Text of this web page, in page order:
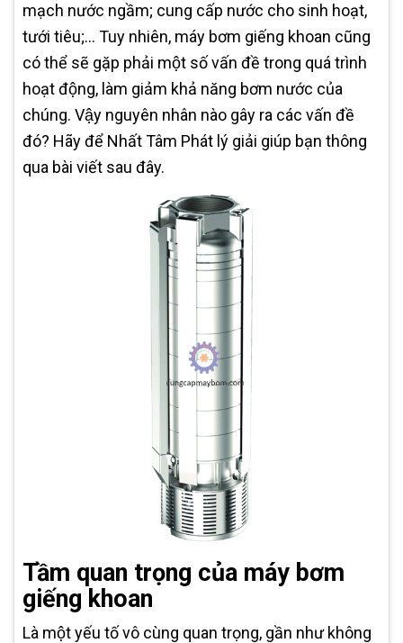
mạch nước ngầm; cung cấp nước cho sinh hoạt,
tưới tiêu;... Tuy nhiên, máy bơm giếng khoan cũng
có thể sẽ gặp phải một số vấn đề trong quá trình
hoạt động, làm giảm khả năng bơm nước của
chúng. Vậy nguyên nhân nào gây ra các vấn đề
đó? Hãy để Nhất Tâm Phát lý giải giúp bạn thông
qua bài viết sau đây.
Tầm quan trọng của máy bơm
giếng khoan
Là một yếu tố vô cùng quan trọng, gần như không